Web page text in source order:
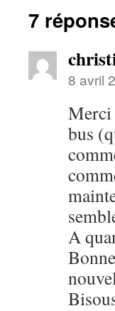
7
8 avril
Merci
bus
A